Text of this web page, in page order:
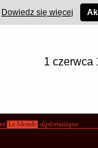
1 czerwca
Dowiedz się więcej